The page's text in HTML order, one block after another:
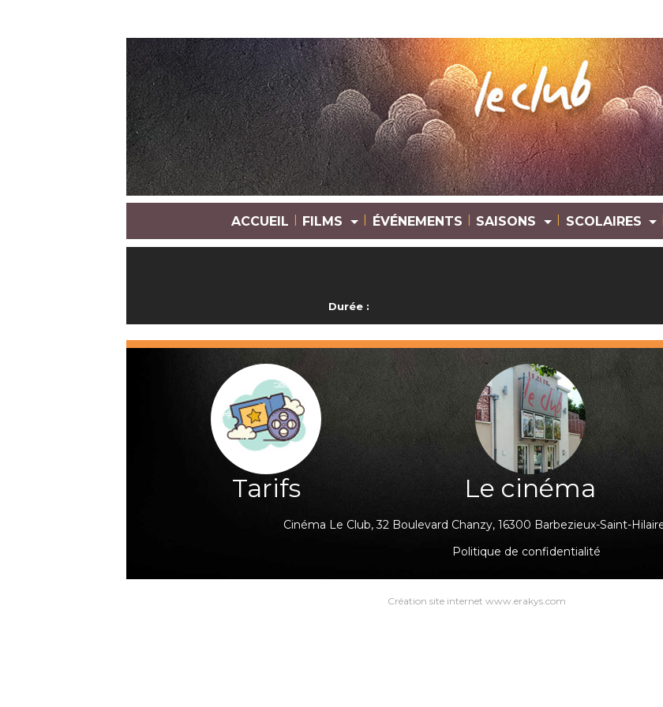
ACCUEIL | FILMS | ÉVÉNEMENTS | SAISONS | SCOLAIRES
Durée :
Tarifs Le cinéma
Cinéma Le Club, 32 Boulevard Chanzy, 16300 Barbezieux-Saint-
Politique de confidentialité
Création site internet www.erakys.com